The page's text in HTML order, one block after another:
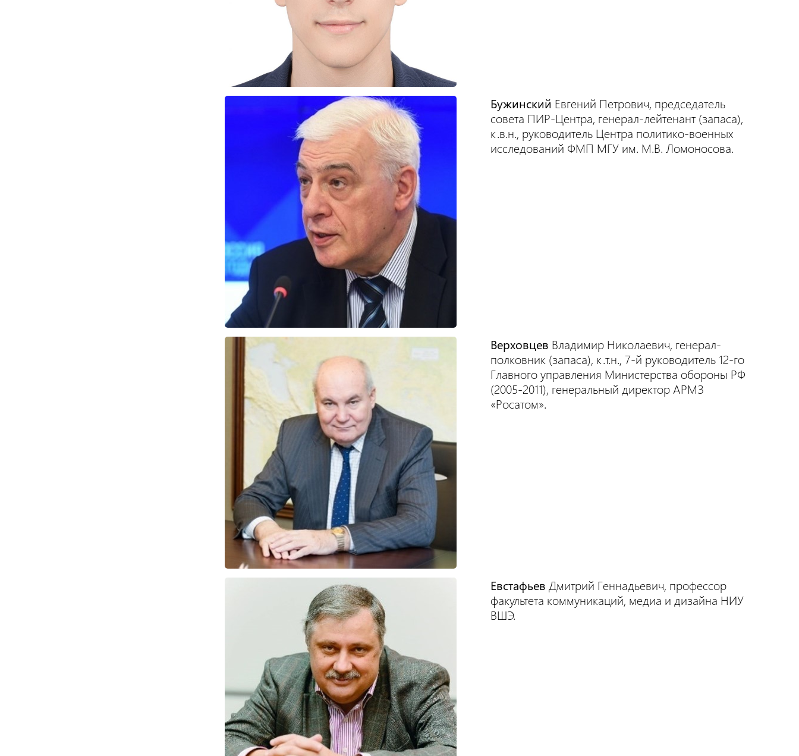
Бужинский Евгений Петрович, председатель
совета ПИР-Центра, генерал-лейтенант (запаса),
к.в.н., руководитель Центра политико-военных
исследований ФМП МГУ им. М.В. Ломоносова.
Верховцев Владимир Николаевич, генерал-
полковник (запаса), к.т.н., 7-й руководитель 12-го
Главного управления Министерства обороны РФ
(2005-2011), генеральный директор АРМЗ
«Росатом».
Евстафьев Дмитрий Геннадьевич, профессор
факультета коммуникаций, медиа и дизайна НИУ
ВШЭ.